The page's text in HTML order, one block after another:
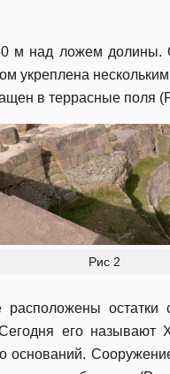
м над ложем долины.
укреплена
в террасные поля
Рис 2
остатки
Сегодня его
оснований.